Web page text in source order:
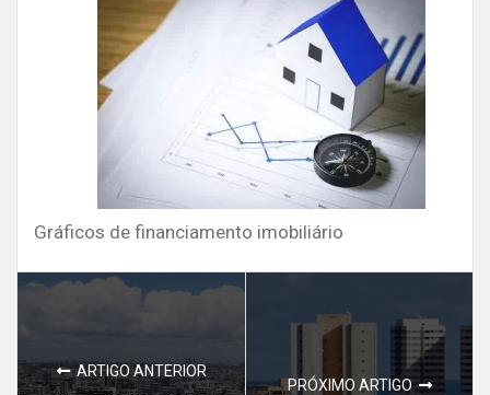
Gráficos de financiamento imobiliário
ARTIGO ANTERIOR
PRÓXIMO ARTIGO